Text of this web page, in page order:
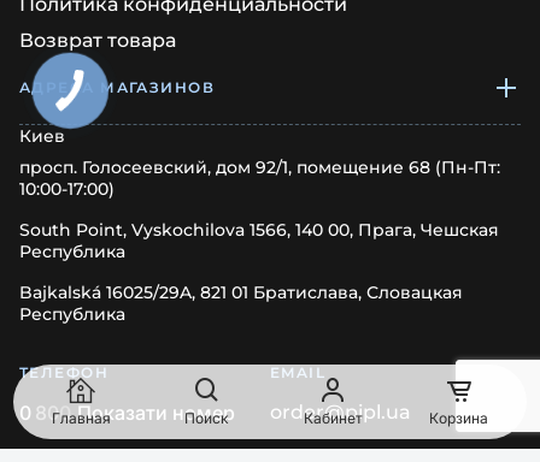
Главная Поиск Кабинет Корзина
Возврат товара
АДРЕСА МАГАЗИНОВ
Киев
просп. Голосеевский, дом 92/1, помещение 68 (Пн-Пт:
10:00-17:00)
South Point, Vyskochilova 1566, 140 00, Прага, Чешская
Республика
Bajkalská 16025/29A, 821 01 Братислава, Словацкая
Республика
ТЕЛЕФОН
0 800 Показати номер
EMAIL
order@pipl.ua